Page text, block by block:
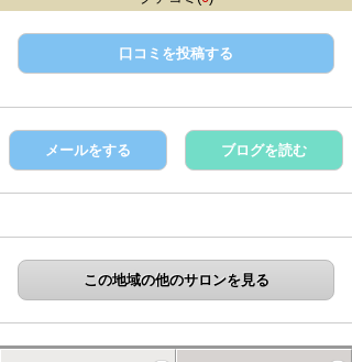
口コミを投稿する
メールをする ブログを読む
この地域の他のサロンを見る